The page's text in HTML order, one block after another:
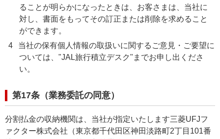
ることが明らかになったときは、お客さまは、当社に
対し、書面をもってその訂正または削除を求めること
ができます。
4
当社の保有個人情報の取扱いに関するご意見・ご要望に
ついては、"JAL旅行積立デスク"までお申し出くださ
い。
第17条（業務委託の同意）
分割払金の収納機関は、当社が指定いたします三菱UFJフ
ァクター株式会社（東京都千代田区神田淡路町2丁目101番